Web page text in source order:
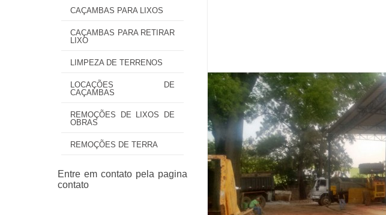
CAÇAMBAS PARA LIXOS
CAÇAMBAS PARA RETIRAR
LIXO
LIMPEZA DE TERRENOS
LOCAÇÕES DE
CAÇAMBAS
REMOÇÕES DE LIXOS DE
OBRAS
REMOÇÕES DE TERRA